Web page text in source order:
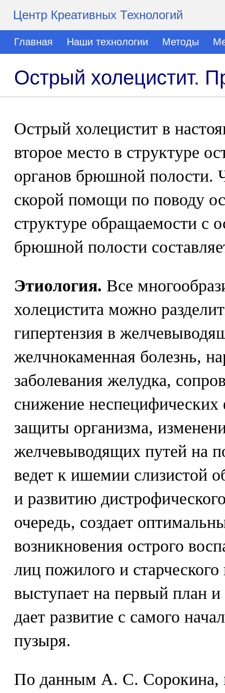
Центр Креативных Технологий
Главная Наши технологии Методы
Острый холецистит.
Острый холецистит в
второе место в структуре
органов брюшной полости.
скорой помощи по поводу
структуре обращаемости с
брюшной полости
Этиология. Все
холецистита можно
гипертензия в
желчнокаменная болезнь,
заболевания желудка,
снижение
защиты организма,
желчевыводящих путей на
ведет к ишемии слизистой
и развитию
очередь, создает
возникновения острого
лиц пожилого и старческого
выступает на первый план
дает развитие с самого
пузыря.
По данным А. С. Сорокина,